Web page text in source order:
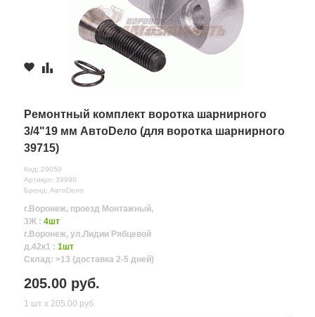
Ремонтный комплект воротка шарнирного
3/4"19 мм АвтоDело (для воротка шарнирного
39715)
Код: 29050
Артикул: 39990
Бренд: АвтоDело
г.Воронеж, проезд Монтажный,
3Ж : 4шт
г.Воронеж, ул.Лидии Рябцевой
д.42к1 : 1шт
Склад: >13 (доставка 2-5 дней)
205.00 руб.
1 шт х 205.00 руб.